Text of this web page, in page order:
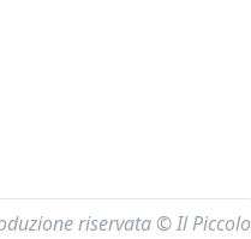
riservata © Il Piccolo